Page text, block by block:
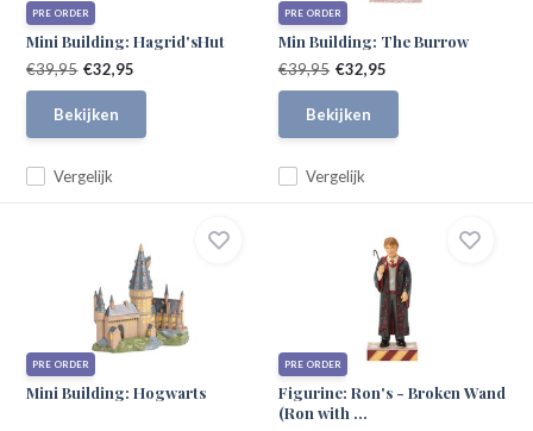
PRE ORDER
Mini Building: Hagrid'sHut
Vergelijk
€39,95 €32,95
Bekijken
PRE ORDER
Min Building: The Burrow
Vergelijk
€39,95 €32,95
Bekijken
PRE ORDER
Mini Building: Hogwarts
PRE ORDER
Figurine: Ron's - Broken Wand
(Ron with ...